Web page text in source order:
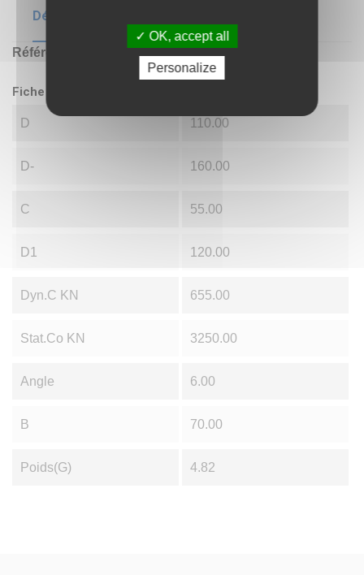
Détails du produit
Référence GE110 DO
Fiche technique
D 110.00
D- 160.00
C 55.00
D1 120.00
Dyn.C KN 655.00
Stat.Co KN 3250.00
Angle 6.00
B 70.00
Poids(g) 4.82
OK, accept all
Personalize